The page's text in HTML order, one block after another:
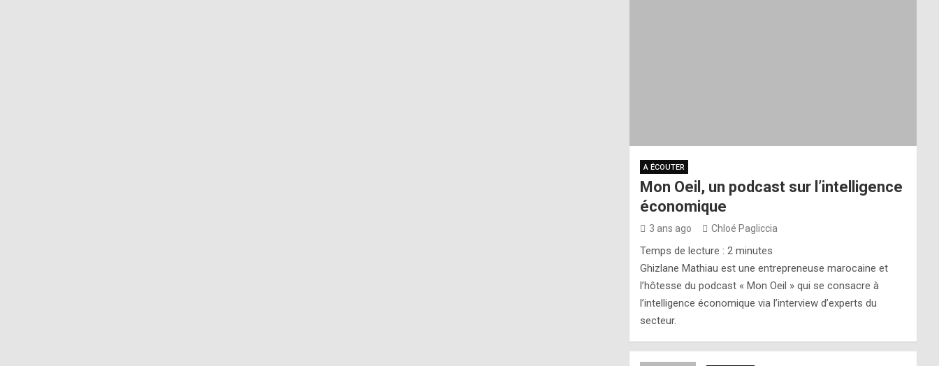
A ÉCOUTER
Mon Oeil, un podcast sur l’intelligence
économique
3 ans ago Chloé Pagliccia
Temps de lecture :2 minutes
Ghizlane Mathiau est une entrepreneuse marocaine et
l’hôtesse du podcast « Mon Oeil » qui se consacre à
l’intelligence économique via l’interview d’experts du
secteur.